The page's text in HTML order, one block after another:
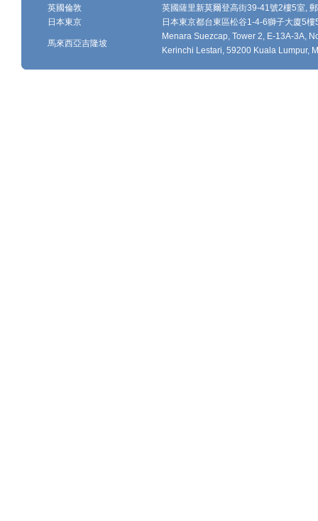
英國倫敦
英國薩里新莫爾登高街39-41號2樓5室,
日本東京
日本東京都台東區松谷1-4-6獅子大廈5
馬來西亞吉隆坡
Menara Suezcap, Tower 2, E-13A-3A,
Kerinchi Lestari, 59200 Kuala Lumpur,